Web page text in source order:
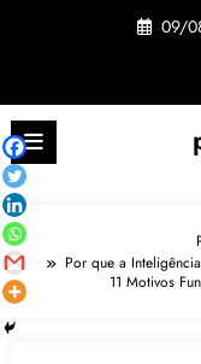
09/
Por que a
11 Motivos